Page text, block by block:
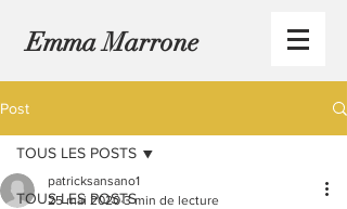
Emma Marrone
Post
TOUS LES POSTS
TOUS LES POSTS
patricksansano1
25 mai 2020 3 min de lecture